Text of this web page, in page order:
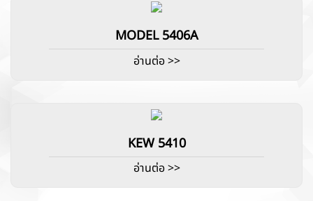
MODEL 5406A
อ่านต่อ >>
KEW 5410
อ่านต่อ >>